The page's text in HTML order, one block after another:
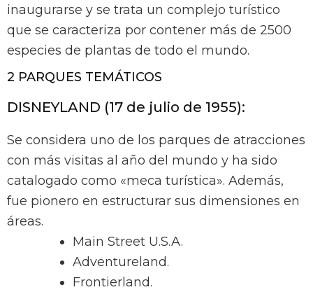
inaugurarse y se trata un complejo turístico
que se caracteriza por contener más de 2500
especies de plantas de todo el mundo.
2 PARQUES TEMÁTICOS
DISNEYLAND (17 de julio de 1955):
Se considera uno de los parques de atracciones
con más visitas al año del mundo y ha sido
catalogado como «meca turística». Además,
fue pionero en estructurar sus dimensiones en
áreas.
Main Street U.S.A.
Adventureland.
Frontierland.